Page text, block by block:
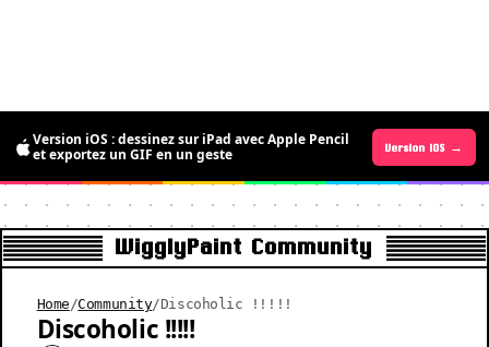
La version Android est disponible : gratuite
pour une durée limitée pour dessiner du pixel
art animé
Version Android →
Version iOS : dessinez sur iPad avec Apple Pencil
et exportez un GIF en un geste
Version iOS →
WigglyPaint Community
Home /Community/Discoholic !!!!!
Discoholic !!!!!